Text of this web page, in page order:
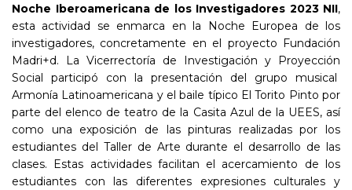
Noche Iberoamericana de los Investigadores 2023 NII,
esta actividad se enmarca en la Noche Europea de los
investigadores, concretamente en el proyecto Fundación
Madri+d. La Vicerrectoría de Investigación y Proyección
Social participó con la presentación del grupo musical
Armonía Latinoamericana y el baile típico El Torito Pinto por
parte del elenco de teatro de la Casita Azul de la UEES, así
como una exposición de las pinturas realizadas por los
estudiantes del Taller de Arte durante el desarrollo de las
clases. Estas actividades facilitan el acercamiento de los
estudiantes con las diferentes expresiones culturales y